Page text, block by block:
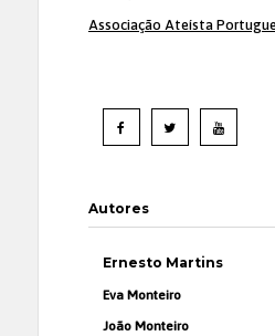
Associação Ateísta
Autores
Ernesto Martins
Eva Monteiro
João Monteiro